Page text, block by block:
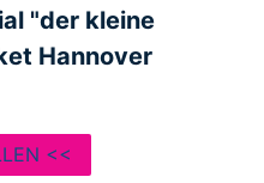
"der kleine
Hannover
<<